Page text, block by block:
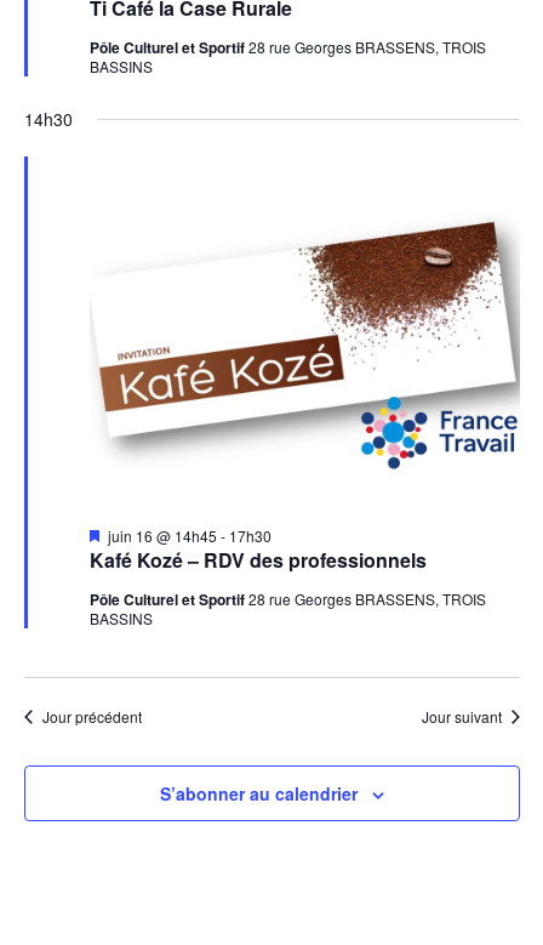
Ti Café la Case Rurale
avant
Pôle Culturel et Sportif28 rue Georges BRASSENS, TROIS
BASSINS
14h30
Kafé Kozé – RDV des professionnels
Mis
en
avant
juin 16 @ 14h45 - 17h30
Pôle Culturel et Sportif28 rue Georges BRASSENS, TROIS
BASSINS
Jour précédent Jour suivant
S’abonner au calendrier